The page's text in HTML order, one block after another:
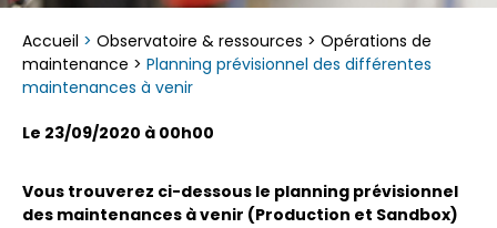
Accueil > Observatoire & ressources > Opérations de
maintenance > Planning prévisionnel des différentes
maintenances à venir
Le 23/09/2020 à 00h00
Vous trouverez ci-dessous le planning prévisionnel
des maintenances à venir (Production et Sandbox)